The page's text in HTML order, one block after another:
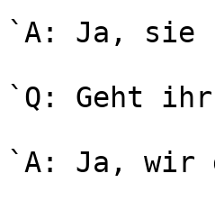
`A: Ja, sie
`Q: Geht
`A: Ja, wir